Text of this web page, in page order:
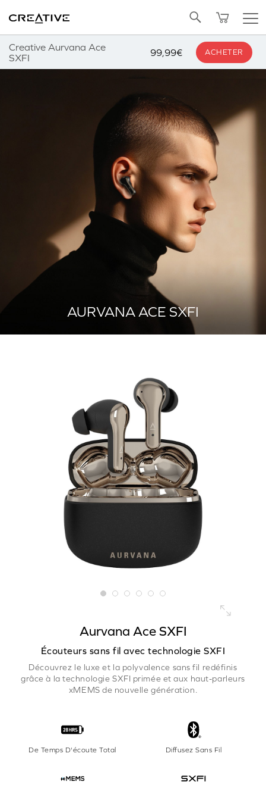
Creative Aurvana Ace
SXFI
99,99€ ACHETER
Retour en Haut
AURVANA ACE SXFI
Aurvana Ace SXFI
Écouteurs sans fil avec technologie SXFI
Découvrez le luxe et la polyvalence sans fil redéfinis
grâce à la technologie SXFI primée et aux haut-parleurs
xMEMS de nouvelle génération.
De Temps D'écoute Total Diffusez Sans Fil